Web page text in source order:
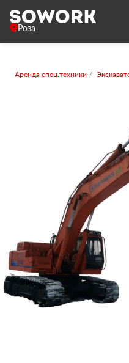
Роза
Аренда спец.техники